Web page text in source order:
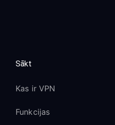
Sākt
Kas ir VPN
Funkcijas